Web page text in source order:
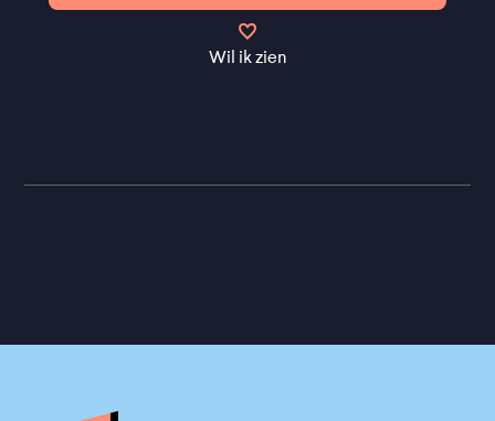
Wil ik zien